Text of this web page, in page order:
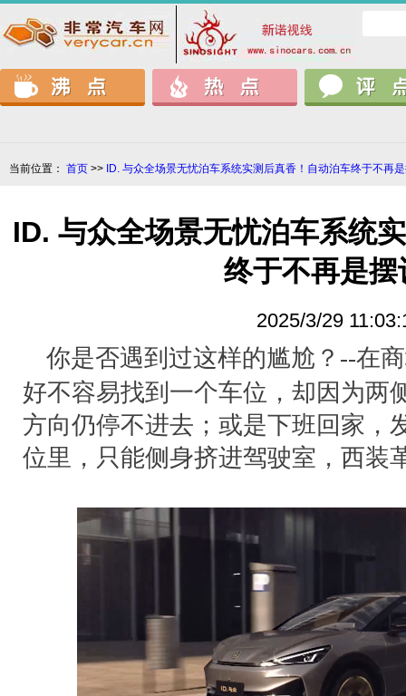
当前位置： 首页 >> ID. 与众全场景无忧泊车系统实测后真香！自动泊车终于不再
ID. 与众全场景无忧泊车系统
终于不再是摆
2025/3/29
你是否遇到过这样的尴尬？--在
好不容易找到一个车位，却因为两
方向仍停不进去；或是下班回家，
位里，只能侧身挤进驾驶室，西